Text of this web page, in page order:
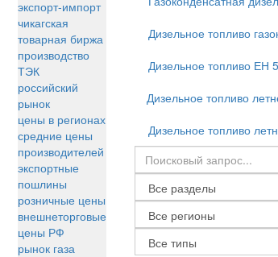
экспорт-импорт
чикагская
товарная биржа
производство
ТЭК
российский
рынок
цены в регионах
средние цены
производителей
экспортные
пошлины
розничные цены
внешнеторговые
цены РФ
рынок газа
Дизельное топливо
Дизельное топливо ЕН
Дизельное топливо
Дизельное топливо